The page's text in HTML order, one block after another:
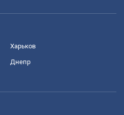
Харьков
Днепр